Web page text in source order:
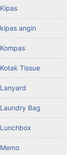
Kipas
kipas angin
Kompas
Kotak Tissue
Lanyard
Laundry Bag
Lunchbox
Memo